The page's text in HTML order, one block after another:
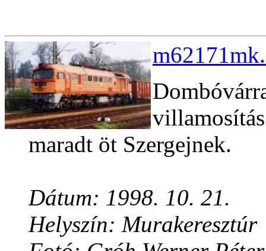
maradt öt Szergejnek.
Dátum: 1998. 10. 21.
Helyszín: Murakeresztúr